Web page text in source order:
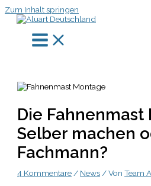
Zum Inhalt springen
Die Fahnenmast
Selber machen
Fachmann?
4 Kommentare / News / VonTeam